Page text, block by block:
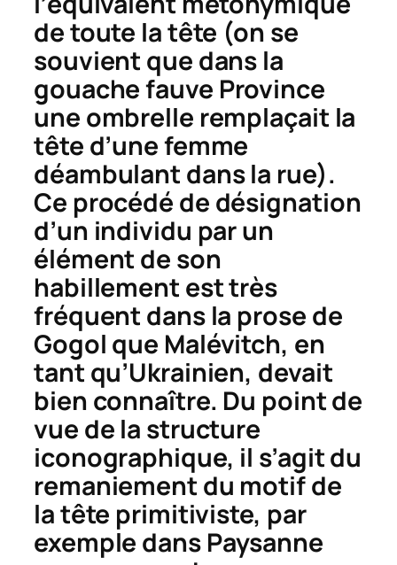
de toute la tête (on se
souvient que dans la
gouache fauve Province
une ombrelle remplaçait la
tête d’une femme
déambulant dans la rue).
Ce procédé de désignation
d’un individu par un
élément de son
habillement est très
fréquent dans la prose de
Gogol que Malévitch, en
tant qu’Ukrainien, devait
bien connaître. Du point de
vue de la structure
iconographique, il s’agit du
remaniement du motif de
la tête primitiviste, par
exemple dans Paysanne